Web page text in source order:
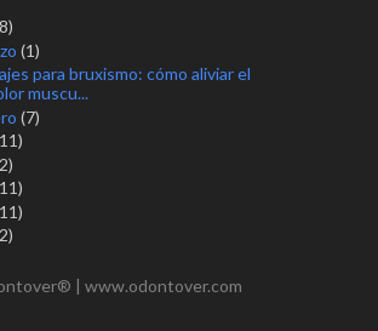
(1)
para bruxismo: cómo aliviar el
muscu...
(7)
| www.odontover.com